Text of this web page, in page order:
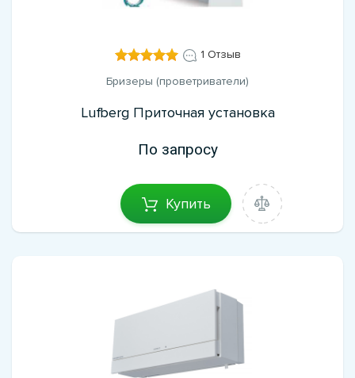
1 Отзыв
Бризеры (проветриватели)
Lufberg Приточная установка
По запросу
Купить